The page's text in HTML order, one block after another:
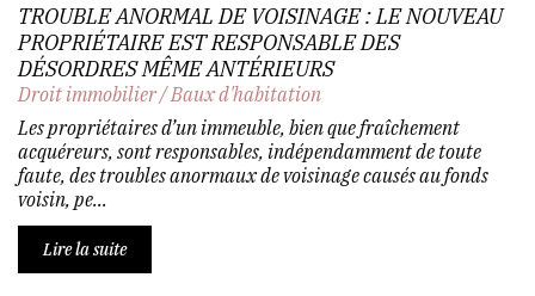
TROUBLE ANORMAL DE VOISINAGE : LE NOUVEAU
PROPRIÉTAIRE EST RESPONSABLE DES
DÉSORDRES MÊME ANTÉRIEURS
Droit immobilier/Baux d'habitation
Les propriétaires d’un immeuble, bien que fraîchement
acquéreurs, sont responsables, indépendamment de toute
faute, des troubles anormaux de voisinage causés au fonds
voisin, pe...
Lire la suite